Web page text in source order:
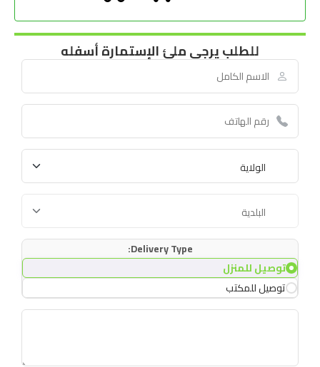
للطلب يرجى ملئ الإستمارة أسفله
Delivery Type:
توصيل للمنزل
توصيل للمكتب